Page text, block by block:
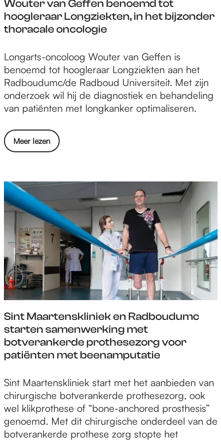
o
o
o
o
s
b
e
s
r
e
n
d
n
k
z
i
j
i
n
o
v
a
i
e
v
e
t
s
t
a
t
m
e
t
t
t
t
l
o
o
s
b
e
s
t
r
a
l
e
n
d
n
k
z
i
j
Wouter van Geffen benoemd tot
hoogleraar Longziekten, in het bijzonder
thoracale oncologie
W
o
u
t
e
v
a
e
f
f
n
e
n
o
e
m
d
t
o
t
h
o
o
g
l
Longarts-oncoloog Wouter van Geffen is
benoemd tot hoogleraar Longziekten aan het
Radboudumc/de Radboud Universiteit. Met zijn
onderzoek wil hij de diagnostiek en behandeling
van patiënten met longkanker optimaliseren.
Meer lezen
o
v
r
W
o
u
t
e
r
v
a
e
f
f
e
b
e
n
o
e
Sint Maartenskliniek en Radboudumc
starten samenwerking met
botverankerde prothesezorg voor
patiënten met beenamputatie
S
i
n
t
M
Sint Maartenskliniek start met het aanbieden van
chirurgische botverankerde prothesezorg, ook
wel klikprothese of “bone-anchored prosthesis”
genoemd. Met dit chirurgische onderdeel van de
botverankerde prothese zorg stopte het